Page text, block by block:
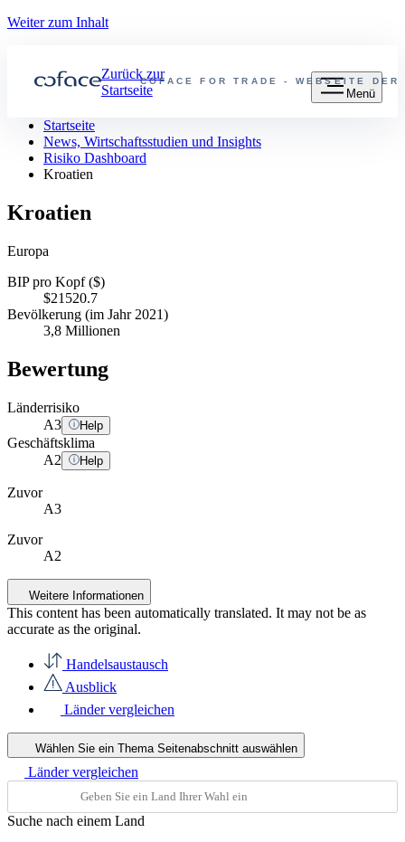
Weiter zum Inhalt
COFACE FOR TRADE - WEBSEITE DER
Zurück zur
Startseite
Menü
Startseite
News, Wirtschaftsstudien und Insights
Risiko Dashboard
Kroatien
Kroatien
Europa
BIP pro Kopf ($)
$21520.7
Bevölkerung (im Jahr 2021)
3,8 Millionen
Bewertung
Länderrisiko
A3 Help
Geschäftsklima
A2 Help
Zuvor
A3
Zuvor
A2
Weitere Informationen
This content has been automatically translated. It may not be as
accurate as the original.
Handelsaustausch
Ausblick
Länder vergleichen
Wählen Sie ein Thema Seitenabschnitt auswählen
Länder vergleichen
Suche nach einem Land